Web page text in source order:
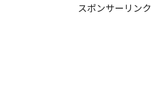
スポンサーリンク